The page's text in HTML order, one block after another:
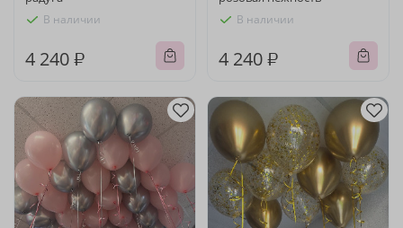
В наличии
4 240 ₽
В наличии
4 240 ₽